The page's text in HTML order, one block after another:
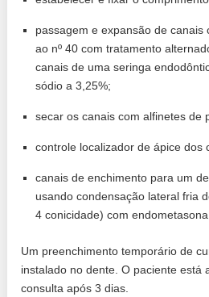
passagem e expansão de canais
ao nº 40 com tratamento
canais de uma seringa
sódio a 3,25%;
secar os canais com alfinetes de
controle localizador de ápice dos
canais de enchimento para um
usando condensação lateral fria
4 conicidade) com
Um preenchimento temporário de
instalado no dente. O paciente está
consulta após 3 dias.